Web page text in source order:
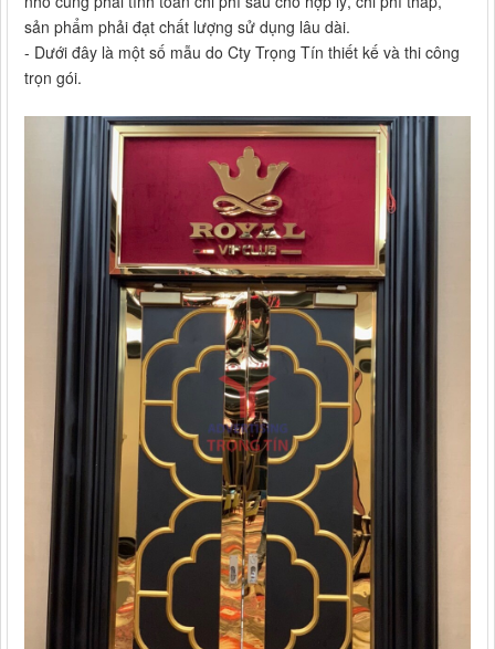
sản phẩm phải đạt chất lượng sử dụng lâu dài.
- Dưới đây là một số mẫu do Cty Trọng Tín thiết kế và thi công
trọn gói.